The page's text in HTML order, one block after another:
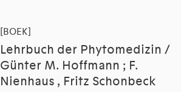
[BOEK]
Lehrbuch der Phytomedizin /
Günter M. Hoffmann ; F.
Nienhaus , Fritz Schonbeck